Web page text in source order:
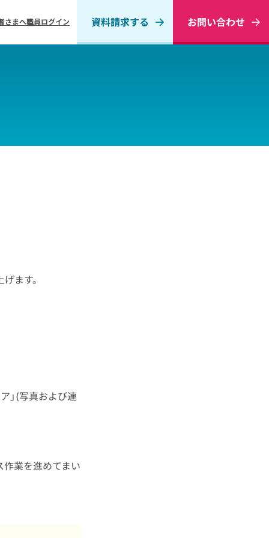
さまへ職員ログイン 資料請求する お問い合わせ
ます。
」(写真および連
業を進めてまい